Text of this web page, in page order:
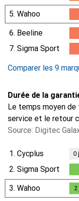
5. Wahoo
6. Beeline
7. Sigma Sport
Comparer les 9
Durée de la
Le temps moyen
service et le retour
Source: Digitec
1. Cycplus 0
2. Sigma Sport
1jour
3. Wahoo 2